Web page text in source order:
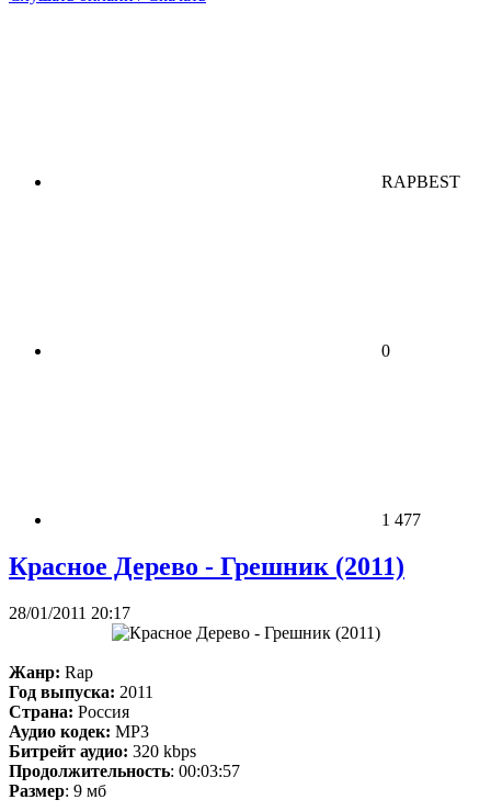
RAPBEST
0
1 477
Красное Дерево - Грешник (2011)
28/01/2011 20:17
Жанр: Rap
Год выпуска: 2011
Страна: Россия
Аудио кодек: MP3
Битрейт аудио: 320 kbps
Продолжительность: 00:03:57
Размер: 9 мб